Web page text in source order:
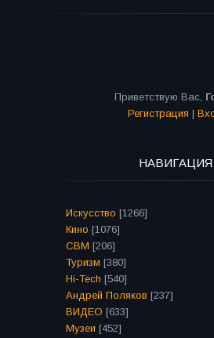
Приветствую Вас,
Регистрация |
НАВИГАЦИЯ
Искусство [1266]
Кино [1076]
СВМ [206]
Туризм [380]
Hi-Tech [540]
Андрей Поляков [237]
ВИДЕО [633]
Музеи [452]